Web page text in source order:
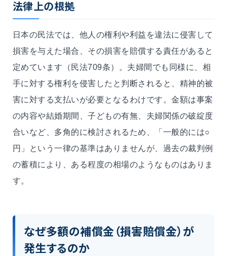
法律上の根拠
日本の民法では、他人の権利や利益を違法に侵害して
損害を与えた場合、その損害を賠償する責任があると
定めています（民法709条）。夫婦間でも同様に、相
手に対する権利を侵害したと判断されると、精神的被
害に対する支払いが必要となるわけです。金額は事案
の内容や結婚期間、子どもの有無、夫婦関係の破綻度
合いなど、多角的に検討されるため、「一般的には○
円」という一律の基準はありませんが、過去の裁判例
の蓄積により、ある程度の相場のようなものはありま
す。
なぜ多額の補償金（損害賠償金）が
発生するのか